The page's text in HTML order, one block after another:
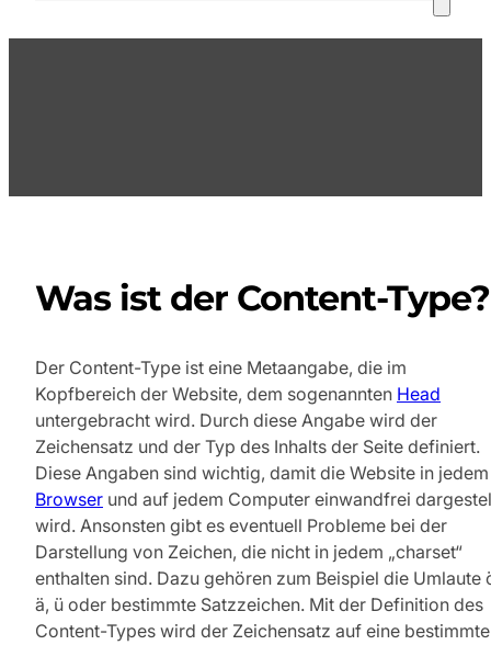
Was ist der Content-Type?
Der Content-Type ist eine Metaangabe, die im
Kopfbereich der Website, dem sogenannten Head
untergebracht wird. Durch diese Angabe wird der
Zeichensatz und der Typ des Inhalts der Seite definiert.
Diese Angaben sind wichtig, damit die Website in jedem
Browser und auf jedem Computer einwandfrei
wird. Ansonsten gibt es eventuell Probleme bei der
Darstellung von Zeichen, die nicht in jedem „charset“
enthalten sind. Dazu gehören zum Beispiel die Umlaute
ä, ü oder bestimmte Satzzeichen. Mit der Definition des
Content-Types wird der Zeichensatz auf eine bestimmte